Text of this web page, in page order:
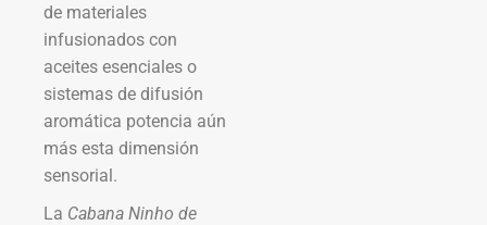
de materiales
infusionados con
aceites esenciales o
sistemas de difusión
aromática potencia aún
más esta dimensión
sensorial.
La Cabana Ninho de